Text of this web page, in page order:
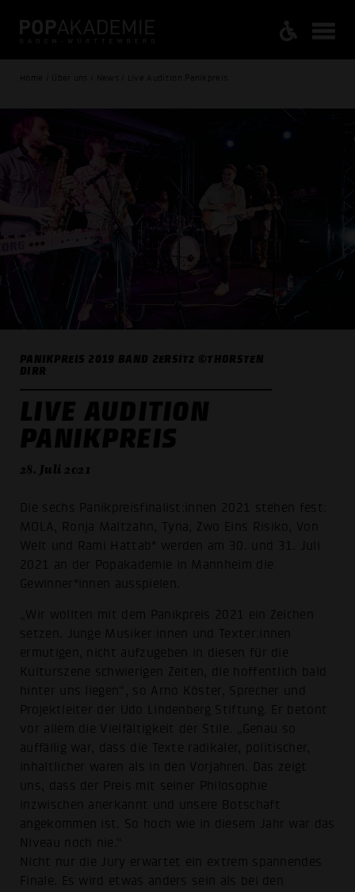
Home / Über uns / News / Live Audition Panikpreis
PANIKPREIS 2019 BAND 2ERSITZ ©THORSTEN
DIRR
LIVE AUDITION
PANIKPREIS
28. Juli 2021
Die sechs Panikpreisfinalist:innen 2021 stehen fest:
MOLA, Ronja Maltzahn, Tyna, Zwo Eins Risiko, Von
Welt und Rami Hattab* werden am 30. und 31. Juli
2021 an der Popakademie in Mannheim die
Gewinner*innen ausspielen.
„Wir wollten mit dem Panikpreis 2021 ein Zeichen
setzen. Junge Musiker:innen und Texter:innen
ermutigen, nicht aufzugeben in diesen für die
Kulturszene schwierigen Zeiten, die hoffentlich bald
hinter uns liegen“, so Arno Köster, Sprecher und
Projektleiter der Udo Lindenberg Stiftung. Er betont
vor allem die Vielfältigkeit der Stile. „Genau so
auffällig war, dass die Texte radikaler, politischer,
inhaltlicher waren als in den Vorjahren. Das zeigt
uns, dass der Preis mit seiner Philosophie
inzwischen anerkannt und unsere Botschaft
angekommen ist. So hoch wie in diesem Jahr war das
Niveau noch nie.“
Nicht nur die Jury erwartet ein extrem spannendes
Finale. Es wird etwas anders sein als bei den